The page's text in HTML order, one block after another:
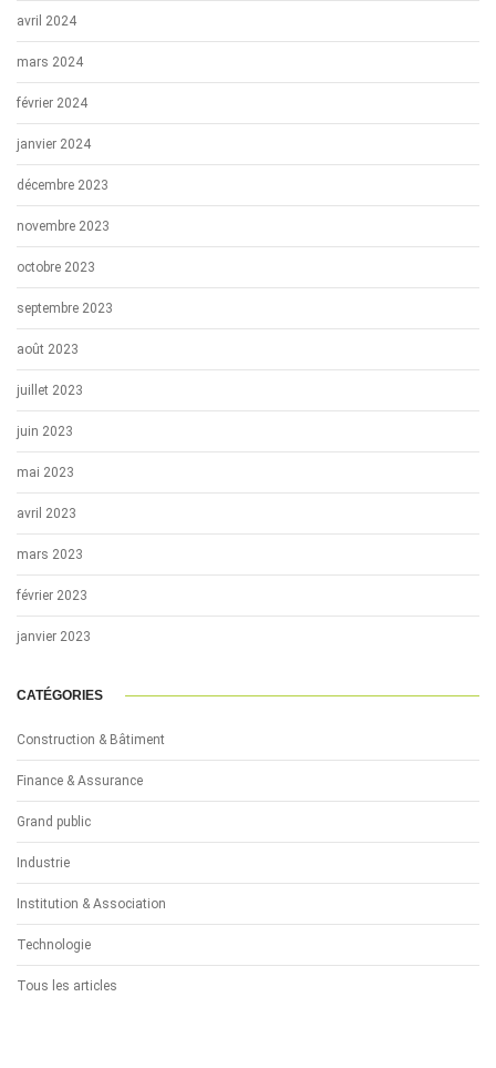
avril 2024
mars 2024
février 2024
janvier 2024
décembre 2023
novembre 2023
octobre 2023
septembre 2023
août 2023
juillet 2023
juin 2023
mai 2023
avril 2023
mars 2023
février 2023
janvier 2023
CATÉGORIES
Construction & Bâtiment
Finance & Assurance
Grand public
Industrie
Institution & Association
Technologie
Tous les articles